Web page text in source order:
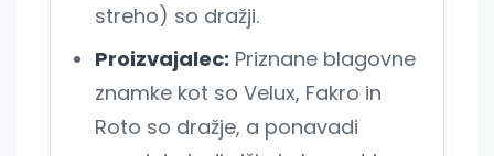
streho) so dražji.
Proizvajalec: Priznane blagovne
znamke kot so Velux, Fakro in
Roto so dražje, a ponavadi